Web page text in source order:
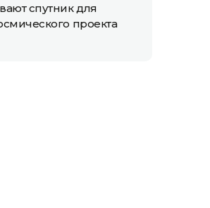
спутник для
проекта